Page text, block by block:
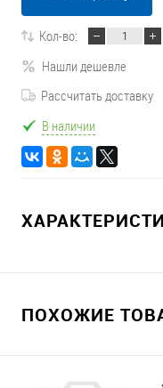
Кол-во:
Нашли дешевле
Рассчитать доставку
В наличии
ПОХОЖИЕ